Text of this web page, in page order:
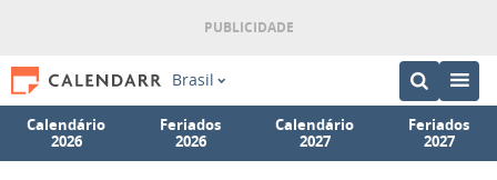
Brasil
Calendário
2026
Feriados
2026
Calendário
2027
Feriados
2027